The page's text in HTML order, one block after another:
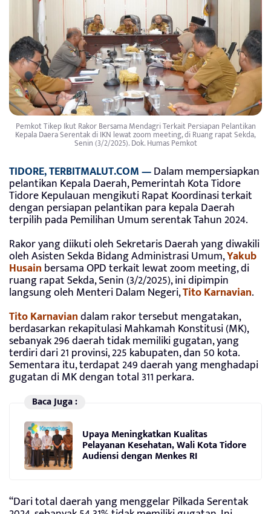
Pemkot Tikep Ikut Rakor Bersama Mendagri Terkait Persiapan Pelantikan
Kepala Daera Serentak di IKN lewat zoom meeting, di Ruang rapat Sekda,
Senin (3/2/2025). Dok. Humas Pemkot
TIDORE, TERBITMALUT.COM —Dalam mempersiapkan
pelantikan Kepala Daerah, Pemerintah Kota Tidore
Tidore Kepulauan mengikuti Rapat Koordinasi terkait
dengan persiapan pelantikan para kepala Daerah
terpilih pada Pemilihan Umum serentak Tahun 2024.
Rakor yang diikuti oleh Sekretaris Daerah yang diwakili
oleh Asisten Sekda Bidang Administrasi Umum,Yakub
Husain bersama OPD terkait lewat zoom meeting, di
ruang rapat Sekda, Senin (3/2/2025), ini dipimpin
langsung oleh Menteri Dalam Negeri,Tito Karnavian.
Tito Karnaviandalam rakor tersebut mengatakan,
berdasarkan rekapitulasi Mahkamah Konstitusi (MK),
sebanyak 296 daerah tidak memiliki gugatan, yang
terdiri dari 21 provinsi, 225 kabupaten, dan 50 kota.
Sementara itu, terdapat 249 daerah yang menghadapi
gugatan di MK dengan total 311 perkara.
Baca Juga :
Upaya Meningkatkan Kualitas
Pelayanan Kesehatan, Wali Kota Tidore
Audiensi dengan Menkes RI
“Dari total daerah yang menggelar Pilkada Serentak